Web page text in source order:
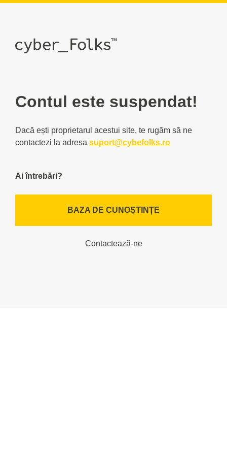
Contul este suspendat!
Dacă ești proprietarul acestui site, te rugăm să ne
contactezi la adresa suport@cybefolks.ro
Ai întrebări?
BAZA DE CUNOȘTINȚE
Contactează-ne